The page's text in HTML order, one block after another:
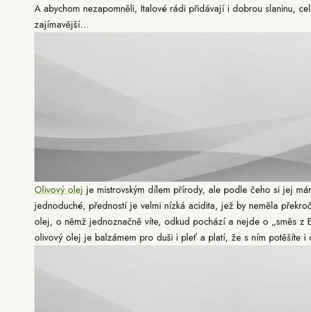
A abychom nezapomněli, Italové rádi přidávají i dobrou slaninu,
zajímavější…
Olivový olej je mistrovským dílem přírody, ale podle čeho si jej
jednoduché, předností je velmi nízká acidita, jež by neměla
olej, o němž jednoznačně víte, odkud pochází a nejde o „směs z
olivový olej je balzámem pro duši i pleť a platí, že s ním potěšíte i